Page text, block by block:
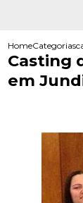
HomeCategorias
Casting
em